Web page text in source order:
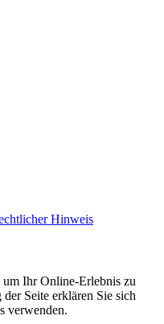
Hinweis
um Ihr Online-Erlebnis zu
Seite erklären Sie sich
verwenden.